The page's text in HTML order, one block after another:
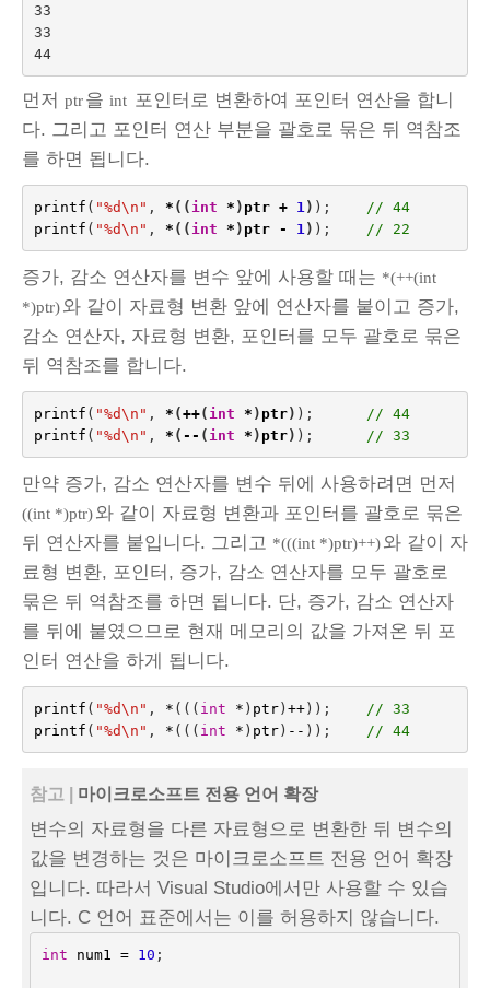
33
33
44
먼저 ptr을 int 포인터로 변환하여 포인터 연산을 합니
다. 그리고 포인터 연산 부분을 괄호로 묶은 뒤 역참조
를 하면 됩니다.
printf ( "%d\n " , * (( int * ) ptr + 1 ) );
// 44
printf ( "%d\n " , * (( int * ) ptr - 1 ) ); // 22
증가, 감소 연산자를 변수 앞에 사용할 때는 *(++(int
*)ptr)와 같이 자료형 변환 앞에 연산자를 붙이고 증가,
감소 연산자, 자료형 변환, 포인터를 모두 괄호로 묶은
뒤 역참조를 합니다.
printf ( "%d\n " , * (++( int * ) ptr) );
// 44
printf ( "%d\n " , * ( -- ( int * ) ptr) ); // 33
만약 증가, 감소 연산자를 변수 뒤에 사용하려면 먼저
((int *)ptr)와 같이 자료형 변환과 포인터를 괄호로 묶은
뒤 연산자를 붙입니다. 그리고 *(((int *)ptr)++)와 같이 자
료형 변환, 포인터, 증가, 감소 연산자를 모두 괄호로
묶은 뒤 역참조를 하면 됩니다. 단, 증가, 감소 연산자
를 뒤에 붙였으므로 현재 메모리의 값을 가져온 뒤 포
인터 연산을 하게 됩니다.
printf ( "%d\n " , * ((( int * ) ptr) ++));
// 33
printf ( "%d\n " , * ((( int * ) ptr) -- )); // 44
참고 | 마이크로소프트 전용 언어 확장
변수의 자료형을 다른 자료형으로 변환한 뒤 변수의
값을 변경하는 것은 마이크로소프트 전용 언어 확장
입니다. 따라서 Visual Studio에서만 사용할 수 있습
니다. C 언어 표준에서는 이를 허용하지 않습니다.
int num1 = 10 ;